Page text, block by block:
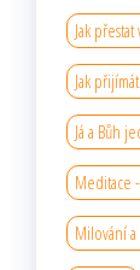
Jak
Jak
Já a Bůh
Meditace
Milování